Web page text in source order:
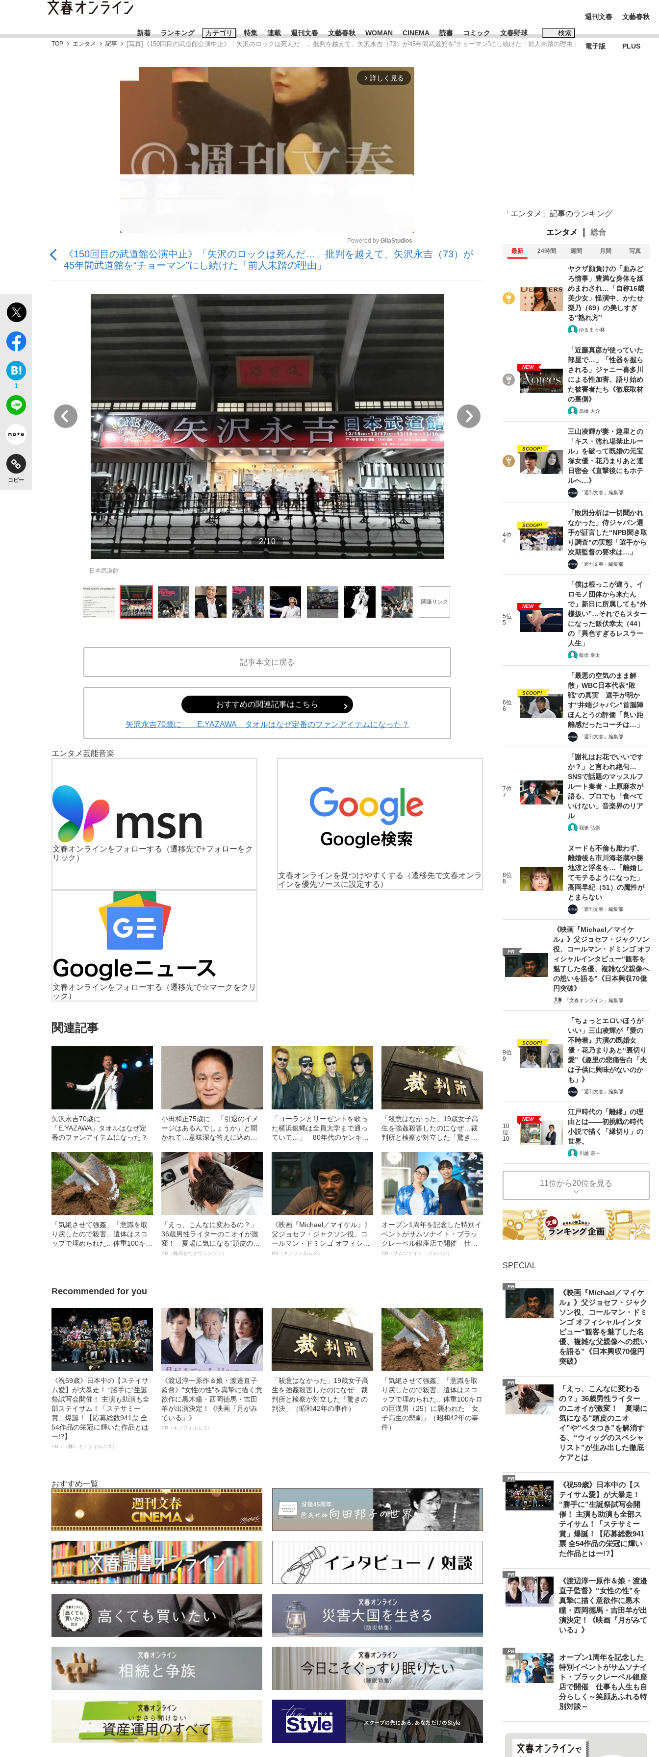
新着 ランキング カテゴリ
「敗因分析は一切聞かれなかった」侍ジャパン選手が証言した“NPB聞... 「クマが悪者扱いされているのが悲しい」『北の国から』倉本聰氏（91...
「目標達成できなかったからと言って…」サッカー日本代表・森保一監督...
もっと見る
特集
キングの誕生を、目撃せよ。
いまさら聞けない資産運用のすべて
もっと見る
連載 週刊文春 文藝春秋 WOMAN CINEMA 読書 コミック 文春野球 検索
おすすめのキーワードタグ一覧
#高市早苗 #森岡毅
週刊文春
電子版
文藝春秋
PLUS
TOP エンタメ 記事 [写真]《150回目の武道館公演中止》「矢沢のロックは死んだ…」批判を越えて、矢沢永吉（73）が45年間武道館を“チョーマン”にし続けた「前人未踏の理由」
arrow_forward_ios 詳しく見る
Powered by GliaStudios
《150回目の武道館公演中止》「矢沢のロックは死んだ…」批判を越えて、矢沢永吉（73）が
45年間武道館を“チョーマン”にし続けた「前人未踏の理由」
1
コピー
2/10
日本武道館
前
関連リンク
記事本文に戻る
おすすめの関連記事はこちら
矢沢永吉70歳に 「E.YAZAWA」タオルはなぜ定番のファンアイテムになった？
エンタメ芸能音楽
文春オンラインをフォローする
（遷移先で+フォローをク
リック）
文春オンラインを見つけやすくする
（遷移先で文春オンラ
インを優先ソースに設定する）
文春オンラインをフォローする
（遷移先で☆マークをクリ
ック）
関連記事
矢沢永吉70歳に
「E.YAZAWA」タオルはなぜ定
番のファンアイテムになった？
小田和正75歳に 「引退のイメ
ージはあるんでしょうか」と聞
かれて…意味深な答えに込めら
「ヨーランとリーゼントを歌っ
た横浜銀蝿は全員大学まで通っ
ていて…」 80年代のヤンキー
蝿に憧れた理由
「殺意はなかった」19歳女子高
生を強姦殺害したのになぜ…裁
判所と検察が対立した「驚きの
「気絶させて強姦」「意識を取
り戻したので殺害」遺体はスコ
ップで埋められた…体重100キロ
「えっ、こんなに変わるの？」
36歳男性ライターのニオイが激
変！ 夏場に気になる“頭皮のニ
オイ”や“ベタつき”を解消す
PR（株式会社スヴェンソン）
《映画『Michael／マイケル』》
父ジョセフ・ジャクソン役、コ
ールマン・ドミンゴ オフィシャ
ルインタビュー“観客を魅了した
PR（キノフィルムズ）
オープン1周年を記念した特別イ
ベントがサムソナイト・ブラッ
クレーベル銀座店で開催 仕事
も人生も自分らしく～笑顔あふ
PR（サムソナイト・ジャパン）
Recommended for you
《祝59歳》日本中の【ステイサ
ム愛】が大暴走！ “勝手に”生誕
祭試写会開催！ 主演も助演も全
部ステイサム！「ステサミー
賞」爆誕！【応募総数941票 全
54作品の栄冠に輝いた作品とは
ー!?】
PR（（株）キノフィルムズ）
《渡辺淳一原作＆娘・渡邉直子
監督》“女性の性”を真摯に描く意
欲作に黒木瞳・西岡德馬・吉田
羊が出演決定！《映画『月がみ
ている』》
PR（キノフィルムズ）
「殺意はなかった」19歳女子高
生を強姦殺害したのになぜ…裁
判所と検察が対立した「驚きの
判決」（昭和42年の事件）
「気絶させて強姦」「意識を取
り戻したので殺害」遺体はスコ
ップで埋められた…体重100キロ
の巨漢男（25）に襲われた「女
子高生の悲劇」（昭和42年の事
件）
おすすめ一覧
「エンタメ」記事のランキング
エンタメ 総合
最新 24時間 週間 月間 写真
ヤクザ顔負けの「血みど
ろ情事」豊満な身体を舐
めまわされ…「自称16歳
美少女」怪演中、かたせ
梨乃（69）の美しすぎ
る“熟れ方”
ゆるま 小林
NEW
「近藤真彦が使っていた
部屋で…」「性器を握ら
される」ジャニー喜多川
による性加害、語り始め
た被害者たち《徹底取材
の裏側》
髙橋 大介
SCOOP!
三山凌輝が妻・趣里との
「キス・濡れ場禁止ルー
ル」を破って既婚の元宝
塚女優・花乃まりあと連
日密会《直撃後にもホテ
ルへ…》
「週刊文春」編集部
4位
4
SCOOP!
「敗因分析は一切聞かれ
なかった」侍ジャパン選
手が証言した“NPB聞き取
り調査”の実態「選手から
次期監督の要求は…」
「週刊文春」編集部
5位
5
NEW
「僕は根っこが違う。イ
ロモノ団体から来たん
で」新日に所属しても“外
様扱い”…それでもスター
になった飯伏幸太（44）
の「異色すぎるレスラー
人生」
飯伏 幸太
6位
6
SCOOP!
「最悪の空気のまま解
散」WBC日本代表“敗
戦”の真実 選手が明か
す“井端ジャパン”首脳陣
ほんとうの評価「良い距
離感だったコーチは…」
「週刊文春」編集部
7位
7
「謝礼はお花でいいです
か？」と言われ絶句…
SNSで話題のマッスルフ
ルート奏者・上原麻衣が
語る、プロでも「食べて
いけない」音楽界のリア
ル
我妻 弘崇
8位
8
ヌードも不倫も厭わず、
離婚後も市川海老蔵や勝
地涼と浮名を…「離婚し
てモテるようになった」
高岡早紀（51）の魔性が
とまらない
「週刊文春」編集部
PR
《映画『Michael／マイケ
ル』》父ジョセフ・ジャクソン
役、コールマン・ドミンゴ オフ
ィシャルインタビュー“観客を
魅了した名優、複雑な父親像へ
の想いを語る”《日本興収70億
円突破》
「文春オンライン」編集部
9位
9
SCOOP!
「ちょっとエロいほうが
いい」三山凌輝が『愛の
不時着』共演の既婚女
優・花乃まりあと“裏切り
愛”《趣里の悲痛告白「夫
は子供に興味がないのか
も」》
「週刊文春」編集部
10
位
10
NEW
江戸時代の「離縁」の理
由とは――初挑戦の時代
小説で描く「縁切り」の
世界。
川越 宗一
11位から20位を見る
SPECIAL
PR
《映画『Michael／マイケ
ル』》父ジョセフ・ジャク
ソン役、コールマン・ドミ
ンゴ オフィシャルインタ
ビュー“観客を魅了した名
優、複雑な父親像への想い
を語る”《日本興収70億円
突破》
PR
「えっ、こんなに変わる
の？」36歳男性ライター
のニオイが激変！ 夏場に
気になる“頭皮のニオ
イ”や“ベタつき”を解消す
る、“ウィッグのスペシャ
リスト”が生み出した徹底
ケアとは
PR
《祝59歳》日本中の【ス
テイサム愛】が大暴走！
“勝手に”生誕祭試写会開
催！ 主演も助演も全部ス
テイサム！「ステサミー
賞」爆誕！【応募総数941
票 全54作品の栄冠に輝い
た作品とはー!?】
PR
《渡辺淳一原作＆娘・渡邉
直子監督》“女性の性”を
真摯に描く意欲作に黒木
瞳・西岡德馬・吉田羊が出
演決定！《映画『月がみて
いる』》
PR
オープン1周年を記念した
特別イベントがサムソナイ
ト・ブラックレーベル銀座
店で開催 仕事も人生も自
分らしく～笑顔あふれる特
別対談～